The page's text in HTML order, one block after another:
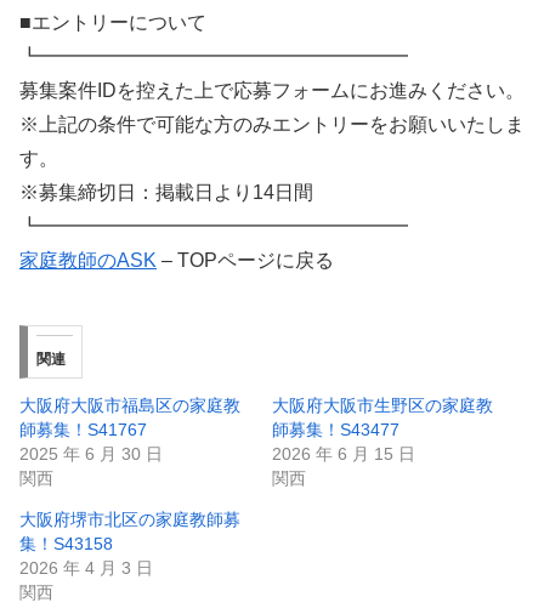
■エントリーについて
┗━━━━━━━━━━━━━━━━━━━
募集案件IDを控えた上で応募フォームにお進みください。
※上記の条件で可能な方のみエントリーをお願いいたしま
す。
※募集締切日：掲載日より14日間
┗━━━━━━━━━━━━━━━━━━━
家庭教師のASK – TOPページに戻る
関連
大阪府大阪市福島区の家庭教
師募集！S41767
2025 年 6 月 30 日
関西
大阪府大阪市生野区の家庭教
師募集！S43477
2026 年 6 月 15 日
関西
大阪府堺市北区の家庭教師募
集！S43158
2026 年 4 月 3 日
関西